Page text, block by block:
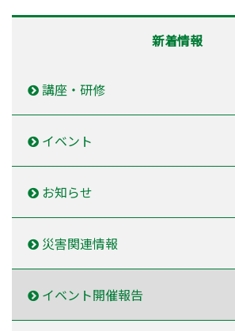
新着情報
講座・研修
イベント
お知らせ
災害関連情報
イベント開催報告